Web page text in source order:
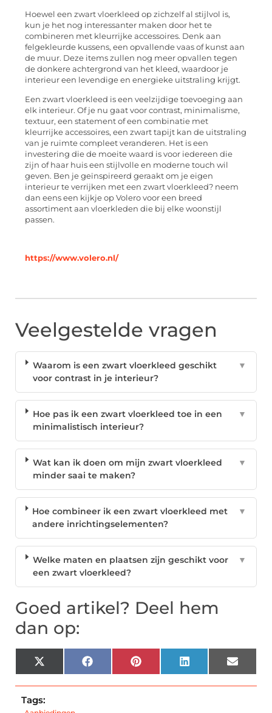
Hoewel een zwart vloerkleed op zichzelf al stijlvol is,
kun je het nog interessanter maken door het te
combineren met kleurrijke accessoires. Denk aan
felgekleurde kussens, een opvallende vaas of kunst aan
de muur. Deze items zullen nog meer opvallen tegen
de donkere achtergrond van het kleed, waardoor je
interieur een levendige en energieke uitstraling krijgt.
Een zwart vloerkleed is een veelzijdige toevoeging aan
elk interieur. Of je nu gaat voor contrast, minimalisme,
textuur, een statement of een combinatie met
kleurrijke accessoires, een zwart tapijt kan de uitstraling
van je ruimte compleet veranderen. Het is een
investering die de moeite waard is voor iedereen die
zijn of haar huis een stijlvolle en moderne touch wil
geven. Ben je geïnspireerd geraakt om je eigen
interieur te verrijken met een zwart vloerkleed? neem
dan eens een kijkje op Volero voor een breed
assortiment aan vloerkleden die bij elke woonstijl
passen.
https://www.volero.nl/
Veelgestelde vragen
Waarom is een zwart vloerkleed geschikt
voor contrast in je interieur?
▼
Hoe pas ik een zwart vloerkleed toe in een
minimalistisch interieur?
▼
Wat kan ik doen om mijn zwart vloerkleed
minder saai te maken?
▼
Hoe combineer ik een zwart vloerkleed met
andere inrichtingselementen?
▼
Welke maten en plaatsen zijn geschikt voor
een zwart vloerkleed?
▼
Goed artikel? Deel hem
dan op:
X
(Twitter)
Facebook Pinterest LinkedIn Email
Tags: